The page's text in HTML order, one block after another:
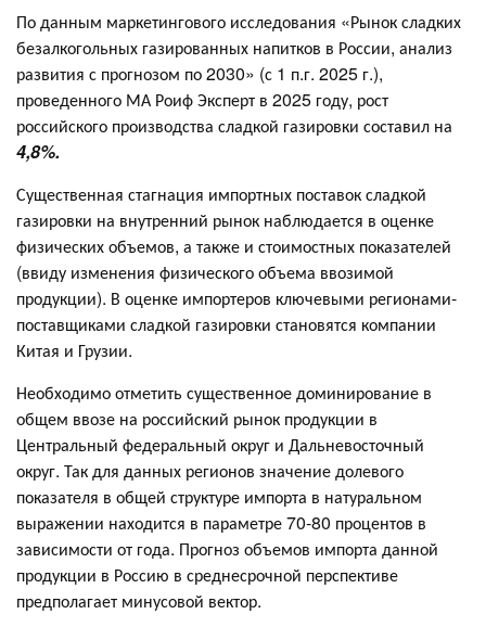
По данным маркетингового исследования «Рынок сладких
безалкогольных газированных напитков в России, анализ
развития с прогнозом по 2030» (с 1 п.г. 2025 г.),
проведенного МА Роиф Эксперт в 2025 году, рост
российского производства сладкой газировки составил на
4,8%.
Существенная стагнация импортных поставок сладкой
газировки на внутренний рынок наблюдается в оценке
физических объемов, а также и стоимостных показателей
(ввиду изменения физического объема ввозимой
продукции). В оценке импортеров ключевыми регионами-
поставщиками сладкой газировки становятся компании
Китая и Грузии.
Необходимо отметить существенное доминирование в
общем ввозе на российский рынок продукции в
Центральный федеральный округ и Дальневосточный
округ. Так для данных регионов значение долевого
показателя в общей структуре импорта в натуральном
выражении находится в параметре 70-80 процентов в
зависимости от года. Прогноз объемов импорта данной
продукции в Россию в среднесрочной перспективе
предполагает минусовой вектор.